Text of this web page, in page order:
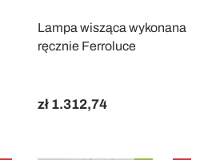
Lampa wisząca wykonana
ręcznie Ferroluce
zł 1.312,74